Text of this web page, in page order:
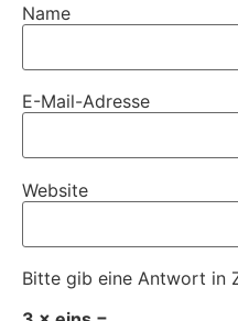
Name
E-Mail-Adresse
Website
Bitte gib eine Antwort in